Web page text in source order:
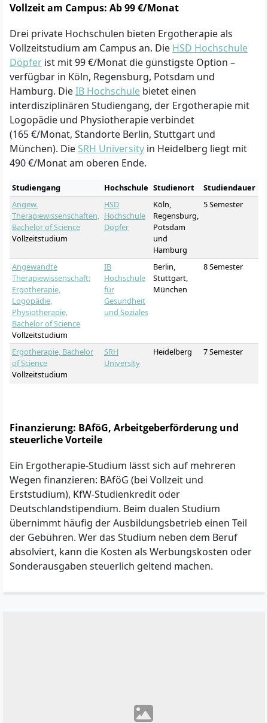
Vollzeit am Campus: Ab 99 €/Monat
Drei private Hochschulen bieten Ergotherapie als
Vollzeitstudium am Campus an. Die HSD Hochschule
Döpfer ist mit 99 €/Monat die günstigste Option –
verfügbar in Köln, Regensburg, Potsdam und
Hamburg. DieIB Hochschule bietet einen
interdisziplinären Studiengang, der Ergotherapie mit
Logopädie und Physiotherapie verbindet
(165 €/Monat, Standorte Berlin, Stuttgart und
München). Die SRH University in Heidelberg liegt mit
490 €/Monat am oberen Ende.
Studiengang Hochschule Studienort Studiendauer
Angew.
Therapiewissenschaften,
Bachelor of Science
Vollzeitstudium
HSD
Hochschule
Döpfer
Köln,
Regensburg,
Potsdam
und
Hamburg
5 Semester
Angewandte
Therapiewissenschaft:
Ergotherapie,
Logopädie,
Physiotherapie,
Bachelor of Science
Vollzeitstudium
IB
Hochschule
für
Gesundheit
und Soziales
Berlin,
Stuttgart,
München
8 Semester
Ergotherapie, Bachelor
of Science
Vollzeitstudium
SRH
University
Heidelberg 7 Semester
Finanzierung: BAföG, Arbeitgeberförderung und
steuerliche Vorteile
Ein Ergotherapie-Studium lässt sich auf mehreren
Wegen finanzieren: BAföG (bei Vollzeit und
Erststudium), KfW-Studienkredit oder
Deutschlandstipendium. Beim dualen Studium
übernimmt häufig der Ausbildungsbetrieb einen Teil
der Gebühren. Wer das Studium neben dem Beruf
absolviert, kann die Kosten als Werbungskosten oder
Sonderausgaben steuerlich geltend machen.